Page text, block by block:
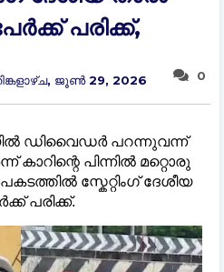
പരിക്ക്,
0
ജൂൺ 29, 2026
ഡിവൈഡർ പറന്നുവന്ന്
കാറിന്റെ പിന്നില്‍ മറ്റൊരു
സ്കേറ്റിംഗ് ദേശീയ
പരിക്ക്.